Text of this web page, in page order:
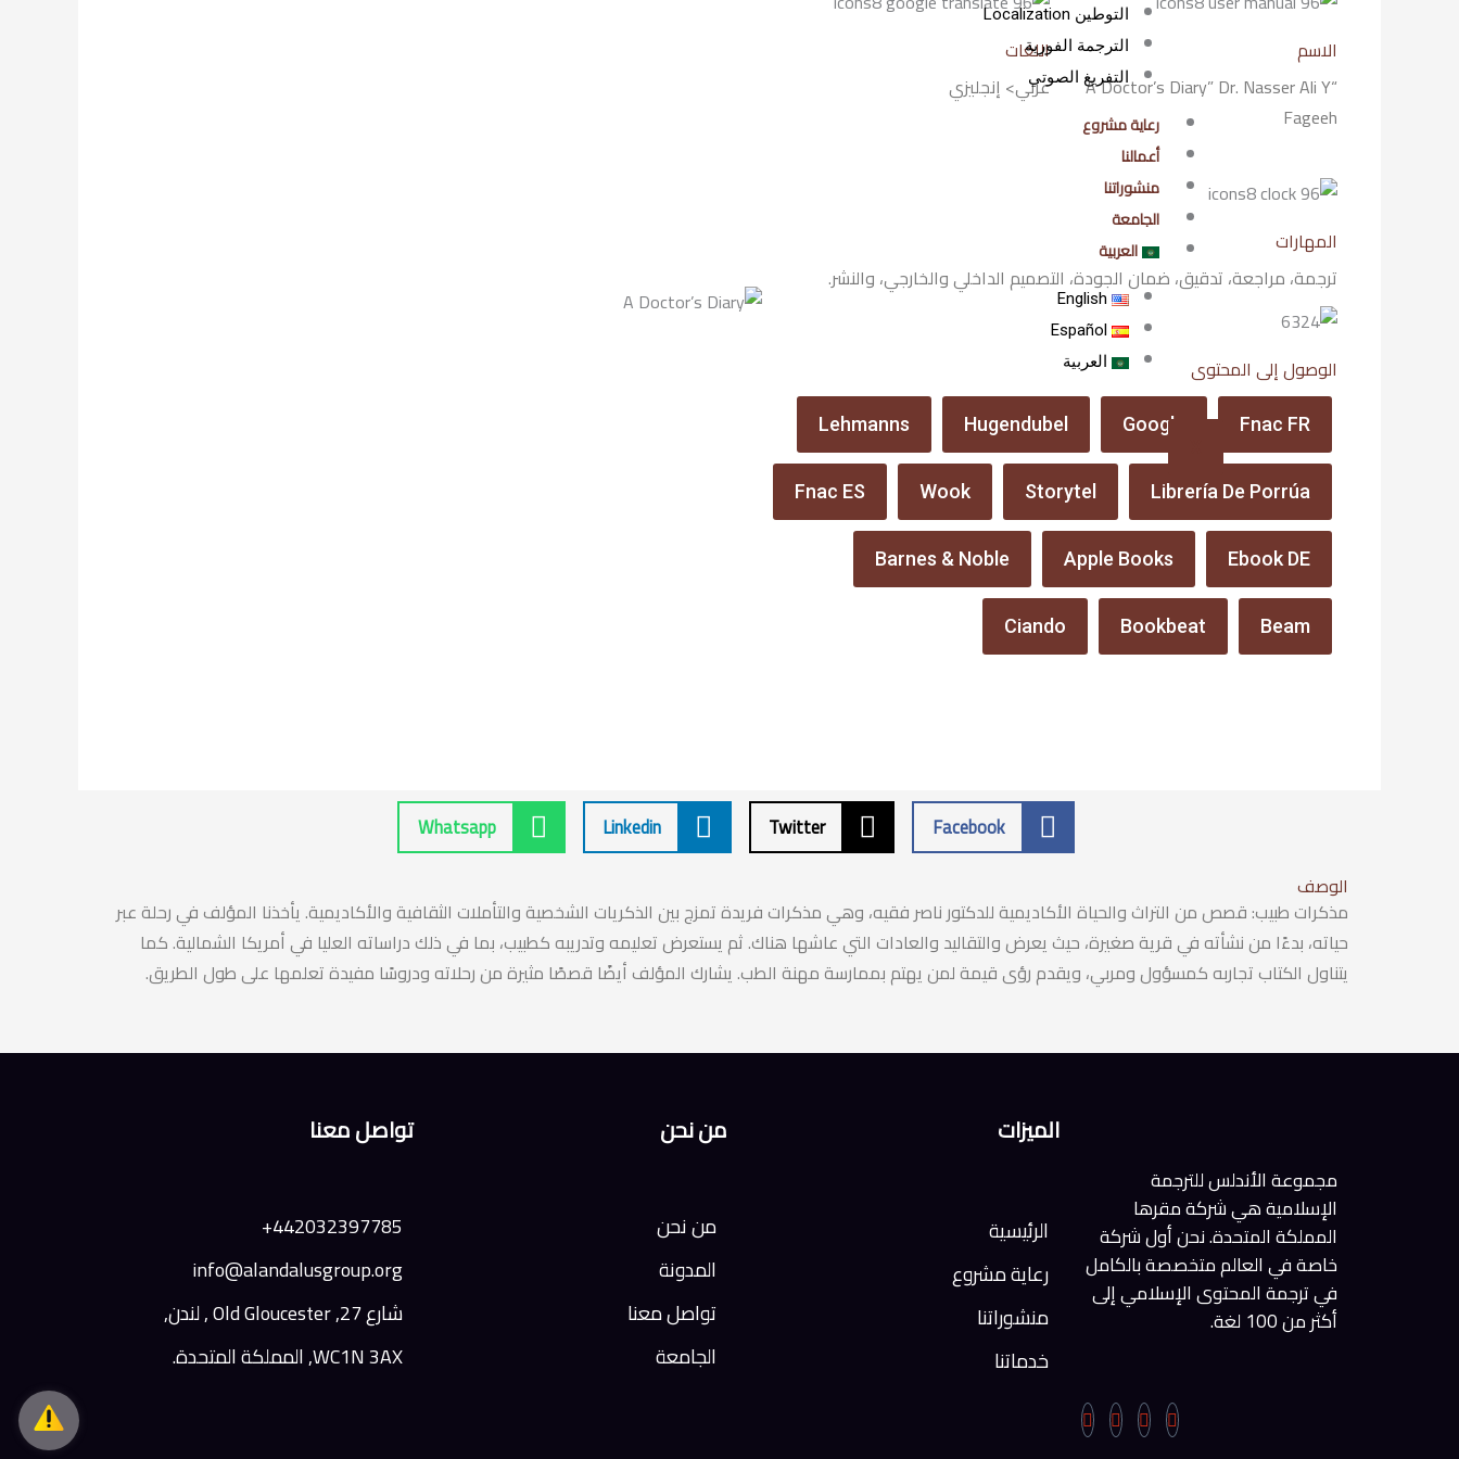
التوطين Localization
الترجمة الفورية
التفريغ الصوتي
رعاية مشروع
أعمالنا
منشوراتنا
الجامعة
العربية
English
Español
العربية
الاسم
“A Doctor’s Diary” Dr. Nasser Ali Y
Fageeh
اللغات
عربي> إنجليزي
المهارات
ترجمة، مراجعة، تدقيق، ضمان الجودة، التصميم الداخلي والخارجي، والنشر.
الوصول إلى المحتوى
Fnac FR
Google
Hugendubel
Lehmanns
Librería De Porrúa
Storytel
Wook
Fnac ES
Ebook DE
Apple Books
Barnes & Noble
Beam
Bookbeat
Ciando
Facebook
Twitter
Linkedin
Whatsapp
الوصف
مذكرات طبيب: قصص من التراث والحياة الأكاديمية للدكتور ناصر فقيه، وهي مذكرات فريدة تمزج بين الذكريات الشخصية والتأملات الثقافية والأكاديمية. يأخذنا المؤلف في رحلة عبر
حياته، بدءًا من نشأته في قرية صغيرة، حيث يعرض والتقاليد والعادات التي عاشها هناك. ثم يستعرض تعليمه وتدريبه كطبيب، بما في ذلك دراساته العليا في أمريكا الشمالية. كما
يتناول الكتاب تجاربه كمسؤول ومربي، ويقدم رؤى قيمة لمن يهتم بممارسة مهنة الطب. يشارك المؤلف أيضًا قصصًا مثيرة من رحلاته ودروسًا مفيدة تعلمها على طول الطريق.
مجموعة الأندلس للترجمة
الإسلامية هي شركة مقرها
المملكة المتحدة. نحن أول شركة
خاصة في العالم متخصصة بالكامل
في ترجمة المحتوى الإسلامي إلى
أكثر من 100 لغة.
الميزات
الرئيسية
رعاية مشروع
منشوراتنا
خدماتنا
من نحن
من نحن
المدونة
تواصل معنا
الجامعة
تواصل معنا
442032397785+
info@alandalusgroup.org
شارع 27, Old Gloucester , لندن,
WC1N 3AX, المملكة المتحدة.